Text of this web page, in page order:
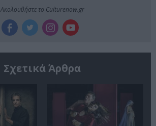
Ακολουθήστε το Culturenow.gr
Σχετικά Άρθρα